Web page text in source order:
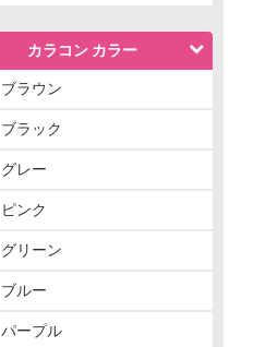
カラコン カラー
ブラウン
ブラック
グレー
ピンク
グリーン
ブルー
パープル